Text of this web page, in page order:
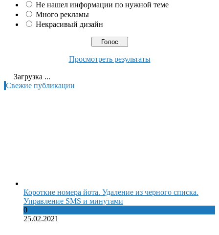
Не нашел информации по нужной теме
Много рекламы
Некрасивый дизайн
Просмотреть результаты
Загрузка ...
Свежие публикации
Короткие номера йота. Удаление из черного списка.
Управление SMS и минутами
0
25.02.2021